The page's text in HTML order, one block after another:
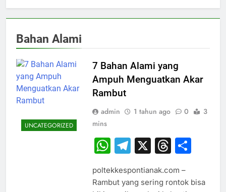
Bahan Alami
UNCATEGORIZED
7 Bahan Alami yang
Ampuh Menguatkan Akar
Rambut
admin 1 tahun ago 0
3
mins
WhatsApp
Telegram
X
poltekkespontianak.com –
Rambut yang sering rontok bisa